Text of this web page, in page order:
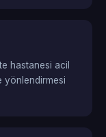
hastanesi acil
yönlendirmesi